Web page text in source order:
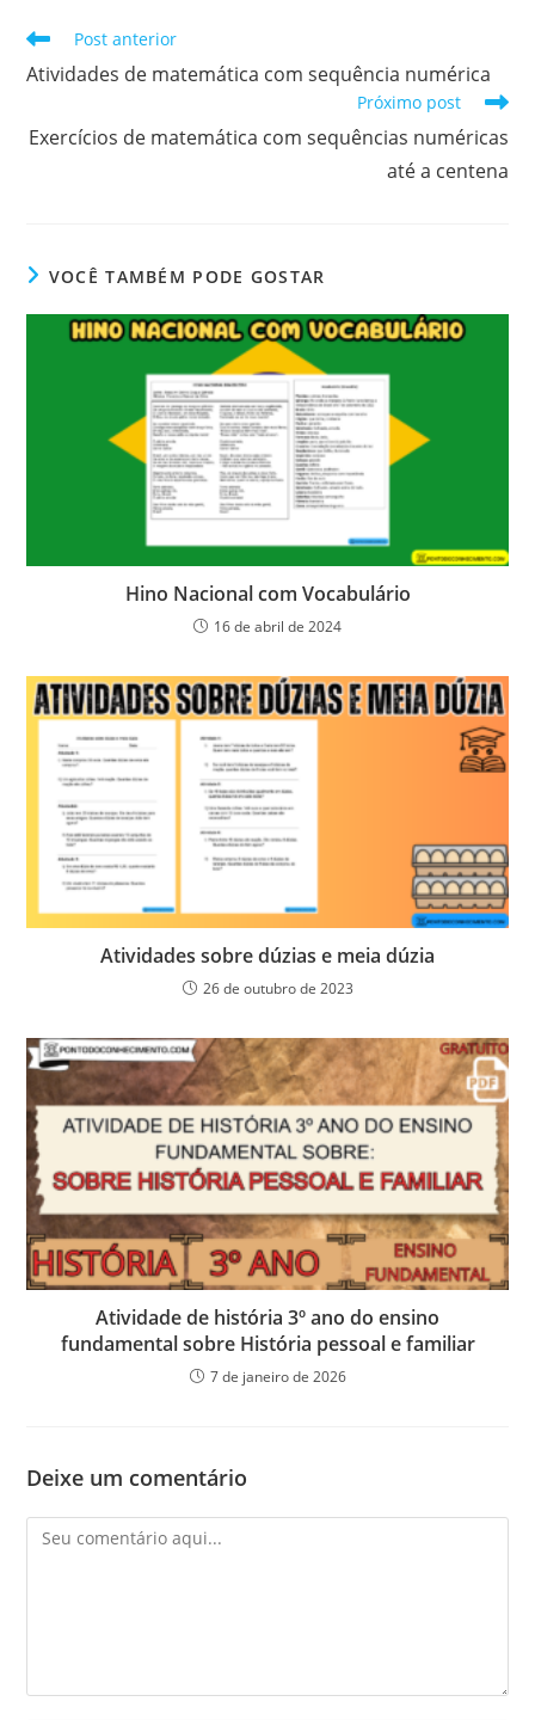
Leia
artigos
Post anterior
Atividades de matemática com sequência numérica
Próximo post
Exercícios de matemática com sequências numéricas
até a centena
VOCÊ TAMBÉM PODE GOSTAR
Hino Nacional com Vocabulário
16 de abril de 2024
Atividades sobre dúzias e meia dúzia
26 de outubro de 2023
Atividade de história 3º ano do ensino
fundamental sobre História pessoal e familiar
7 de janeiro de 2026
Deixe um comentário
Comentário